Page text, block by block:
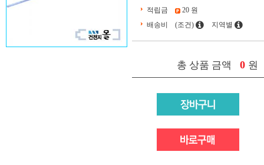
적립금
20 원
배송비
(조건) 지역별
총 상품 금액 0 원